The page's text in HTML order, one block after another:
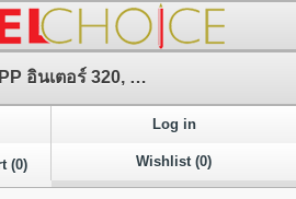
เทป OPP อินเตอร์ 320, 2" x 100 หลา กากี
Log in
(0) Wishlist (0)